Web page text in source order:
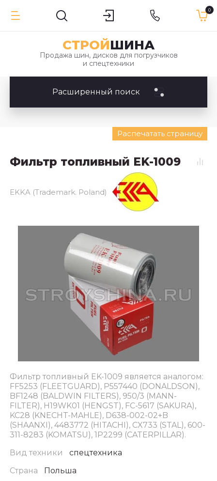
0
СТРОЙШИНА
Продажа шин, дисков для погрузчиков
и спецтехники
Расширенный поиск
Распечатать страницу
Фильтр топливный EK-1009
EKKA (Trademark. Poland)
Фильтр топливный EK-1009 является аналогом:
FF5253 (FLEETGUARD), P557440 (DONALDSON),
BF1248 (BALDWIN FILTERS), 950/3 (MANN-
FILTER), H19WK01 (HENGST), FC-5617 (SAKURA),
KC28 (KNECHT-MAHLE), D638-002-02+B
(SHAANXI), 4483772 (HITACHI), CX733 (STAL), 600-
311-8283 (KOMATSU), 1P2299 (CATERPILLAR).
Вид техники
спецтехника
Страна
Польша